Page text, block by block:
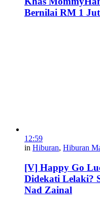
Bernilai RM 1
12:59
in Hiburan, Hiburan
[V] Happy Go
Didekati Lelaki?
Nad Zainal